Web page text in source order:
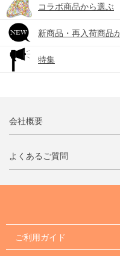
コラボ商品から選ぶ
新商品・再入荷商品
特集
会社概要
よくあるご質問
ご利用ガイド